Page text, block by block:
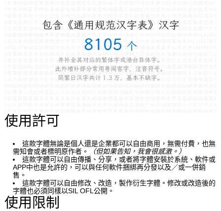
使用許可
這款字體無論是個人還是企業都可以自由商用，無需付費，也無
需知會或者標明原作者。
（但如果告知，我會很感激。）
這款字體可以自由傳播、分享，或者將字體安裝於系統、軟件或
APP中也是允許的，可以與任何軟件捆綁再分發以及／或一併銷
售。
這款字體可以自由修改、改造，製作衍生字體。修改或改造後的
字體也必須同樣以SIL OFL公開。
使用限制